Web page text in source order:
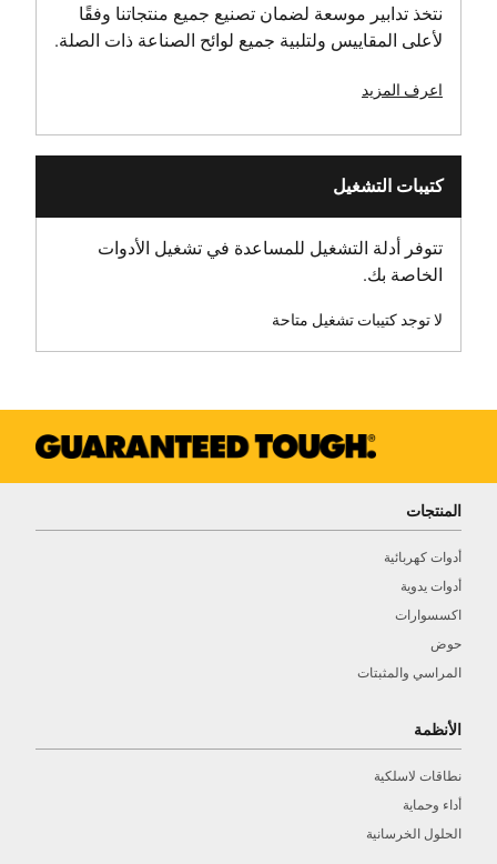
مصدر الطاقة
ارتفاع المنتج [مم]
770
وزن المنتج [كجم]
سمك شفرة المنشار [مم]
2.16
1.5 m/s2
2 x 54
الوزن (بما في ذلك البطارية) [كجم]
26.6
نتخذ تدابير موسعة لضمان تصنيع جميع منتجاتنا وفقًا
لأعلى المقاييس ولتلبية جميع لوائح الصناعة ذات الصلة.
اعرف المزيد
كتيبات التشغيل
تتوفر أدلة التشغيل للمساعدة في تشغيل الأدوات
الخاصة بك.
لا توجد كتيبات تشغيل متاحة
المنتجات
أدوات كهربائية
أدوات يدوية
اكسسوارات
حوض
المراسي والمثبتات
الأنظمة
نطاقات لاسلكية
أداء وحماية
الحلول الخرسانية